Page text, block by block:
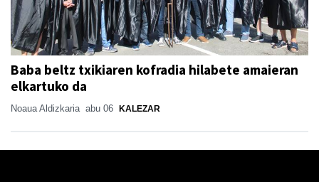
Baba beltz txikiaren kofradia hilabete amaieran
elkartuko da
Noaua Aldizkaria abu 06 KALEZAR